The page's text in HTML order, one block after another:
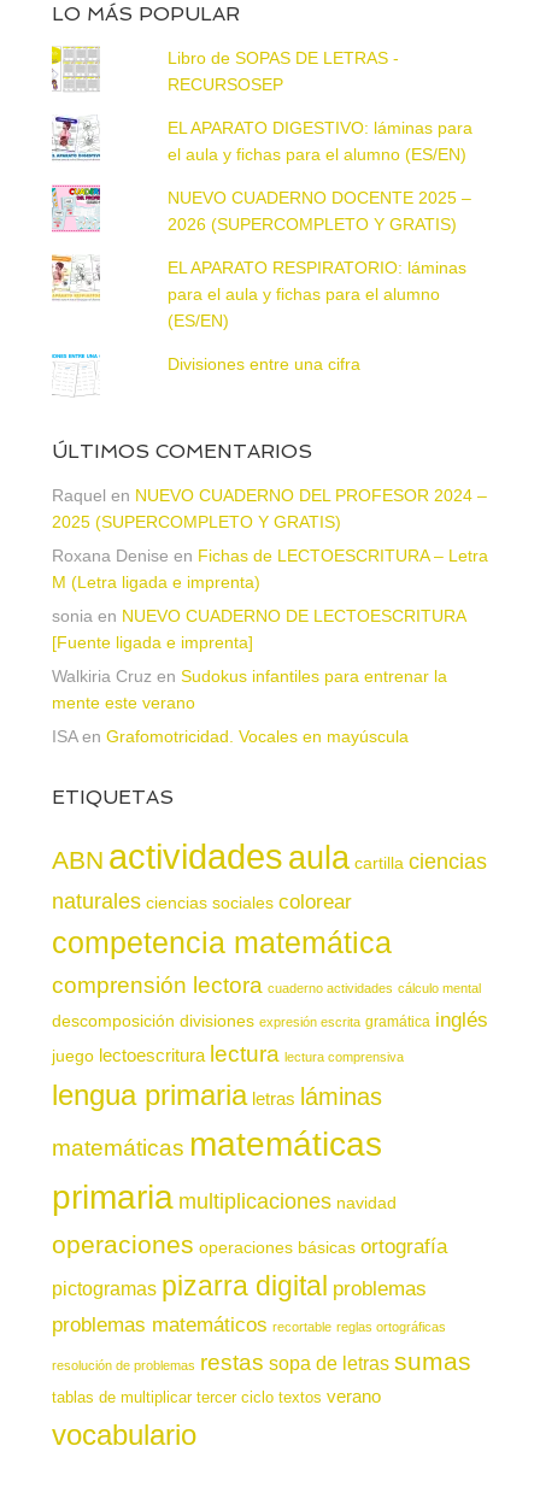
LO MÁS POPULAR
Libro de SOPAS DE LETRAS -
RECURSOSEP
EL APARATO DIGESTIVO: láminas para
el aula y fichas para el alumno (ES/EN)
NUEVO CUADERNO DOCENTE 2025 –
2026 (SUPERCOMPLETO Y GRATIS)
EL APARATO RESPIRATORIO: láminas
para el aula y fichas para el alumno
(ES/EN)
Divisiones entre una cifra
ÚLTIMOS COMENTARIOS
Raquel en NUEVO CUADERNO DEL PROFESOR 2024 –
2025 (SUPERCOMPLETO Y GRATIS)
Roxana Denise en Fichas de LECTOESCRITURA – Letra
M (Letra ligada e imprenta)
sonia en NUEVO CUADERNO DE LECTOESCRITURA
[Fuente ligada e imprenta]
Walkiria Cruz en Sudokus infantiles para entrenar la
mente este verano
ISAen Grafomotricidad. Vocales en mayúscula
ETIQUETAS
ABN actividadesaula cartilla ciencias
naturales ciencias sociales colorear
competencia matemática
comprensión lectora cuaderno actividades cálculo mental
descomposición divisiones expresión escrita gramática inglés
juego lectoescritura lectura lectura comprensiva
lengua primaria letras láminas
matemáticas matemáticas
primaria multiplicaciones navidad
operaciones operaciones básicas ortografía
pictogramas pizarra digital problemas
problemas matemáticos recortable reglas ortográficas
resolución de problemas restas sopa de letras sumas
tablas de multiplicar tercer ciclo textos verano
vocabulario